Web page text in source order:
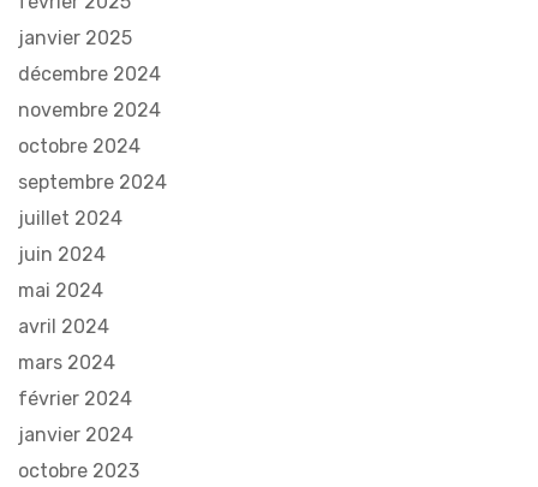
janvier 2025
décembre 2024
novembre 2024
octobre 2024
septembre 2024
juillet 2024
juin 2024
mai 2024
avril 2024
mars 2024
février 2024
janvier 2024
octobre 2023